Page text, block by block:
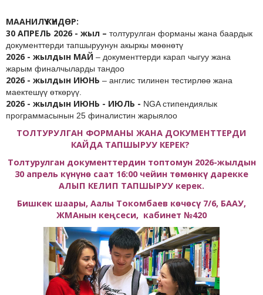
МААНИЛҮҮ КҮНДӨР:
30 АПРЕЛЬ 2026 - жыл – толтурулган форманы жана баардык
документтерди тапшыруунун акыркы мөөнөтү
2026 - жылдын МАЙ – документтерди карап чыгуу жана
жарым финалчыларды тандоо
2026 - жылдын ИЮНЬ – англис тилинен тестирлөө жана
маектешүү өткөрүү.
2026 - жылдын ИЮНЬ - ИЮЛЬ - NGA стипендиялык
программасынын 25 финалистин жарыялоо
ТОЛТУРУЛГАН ФОРМАНЫ ЖАНА ДОКУМЕНТТЕРДИ
КАЙДА ТАПШЫРУУ КЕРЕК?
Толтурулган документтердин топтомун 2026-жылдын
30 апрель күнүнө саат 16:00 чейин төмөнкү дарекке
АЛЫП КЕЛИП ТАПШЫРУУ керек.
Бишкек шаары, Аалы Токомбаев көчөсү 7/6, БААУ,
ЖМАнын кеңсеси, кабинет №420